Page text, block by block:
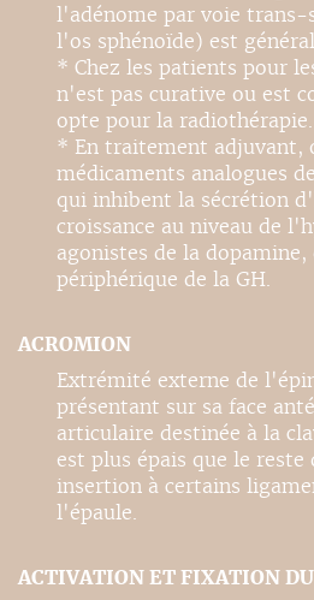
l'adénome par voie trans-
l'os sphénoïde) est
* Chez les patients pour
n'est pas curative ou est
opte pour la radiothérapie.
* En traitement adjuvant,
médicaments analogues
qui inhibent la sécrétion
croissance au niveau de
agonistes de la
périphérique de la GH.
ACROMION
Extrémité externe de
présentant sur sa face
articulaire destinée à la
est plus épais que le
insertion à certains
l'épaule.
ACTIVATION ET FIXATION